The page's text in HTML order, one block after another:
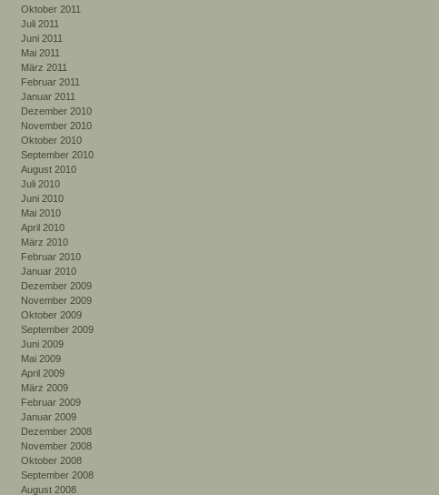
Oktober 2011
Juli 2011
Juni 2011
Mai 2011
März 2011
Februar 2011
Januar 2011
Dezember 2010
November 2010
Oktober 2010
September 2010
August 2010
Juli 2010
Juni 2010
Mai 2010
April 2010
März 2010
Februar 2010
Januar 2010
Dezember 2009
November 2009
Oktober 2009
September 2009
Juni 2009
Mai 2009
April 2009
März 2009
Februar 2009
Januar 2009
Dezember 2008
November 2008
Oktober 2008
September 2008
August 2008